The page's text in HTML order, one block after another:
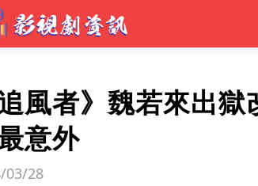
追風者》魏若來出
意外
03/28